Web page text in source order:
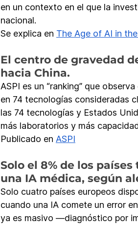
en un contexto en el que la
nacional.
Se explica en The Age of AI in
El centro de gravedad
hacia China.
ASPI es un “ranking” que
en 74 tecnologías consideradas
las 74 tecnologías y Estados
más laboratorios y más
Publicado en ASPI
Solo el 8% de los
una IA médica, según
Solo cuatro países europeos
cuando una IA comete un error
ya es masivo —diagnóstico por